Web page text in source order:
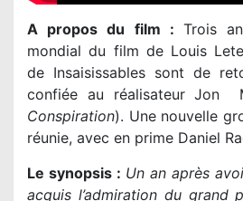
A propos du film :Trois
mondial du film de Louis
de Insaisissables sont de
confiée au réalisateur Jon
Conspiration). Une nouvelle
réunie, avec en prime Daniel
Le synopsis : Un an après
acquis l’admiration du grand